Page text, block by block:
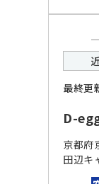
最終更
D-
京都府
田辺キ